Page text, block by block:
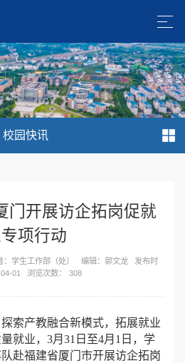
校园快讯
门开展访企拓岗促就
项行动
：学生工作部（处） 编辑：郭文龙
发布时
01
浏览次数： 308
产教融合新模式，拓展就业
就业，3月31日至4月1日，学
赴福建省厦门市开展访企拓岗